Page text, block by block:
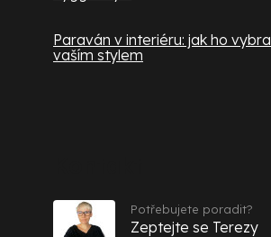
Paraván v interiéru: jak ho
vaším stylem
Potřebujete poradit?
Zeptejte se Terezy